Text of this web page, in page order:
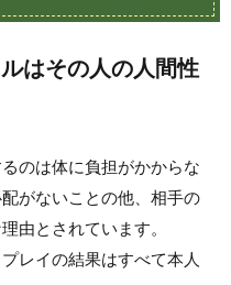
はその人の人間性
のは体に負担がかからな
がないことの他、相手の
由とされています。
レイの結果はすべて本人